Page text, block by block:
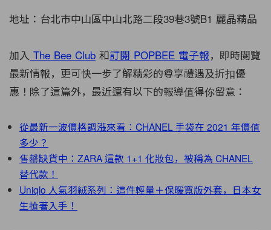
地址：台北市中山區中山北路二段39巷3號B1 麗晶精品
加入 The Bee Club 和訂閱 POPBEE 電子報，即時閱覽
最新情報，更可快一步了解精彩的尊享禮遇及折扣優
惠！除了這篇外，最近還有以下的報導值得你留意：
從最新一波價格調漲來看：CHANEL 手袋在 2021 年價值
多少？
售罄缺貨中：ZARA 這款 1+1 化妝包，被稱為 CHANEL
替代款！
Uniqlo 人氣羽絨系列：這件輕量＋保暖寬版外套，日本女
生搶著入手！